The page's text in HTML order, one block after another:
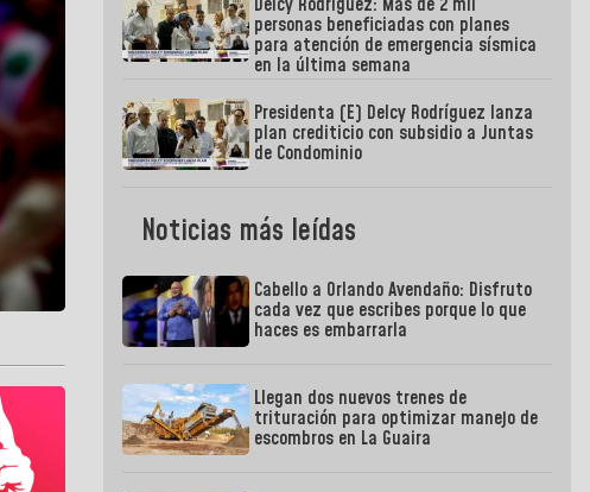
personas beneficiadas con planes
para atención de emergencia sísmica
en la última semana
Presidenta (E) Delcy Rodríguez lanza
plan crediticio con subsidio a Juntas
de Condominio
Noticias más leídas
Cabello a Orlando Avendaño: Disfruto
cada vez que escribes porque lo que
haces es embarrarla
Llegan dos nuevos trenes de
trituración para optimizar manejo de
escombros en La Guaira